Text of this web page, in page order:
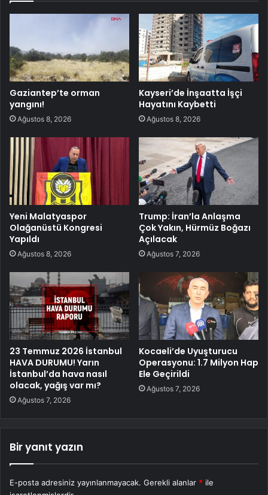
Gaziantep’te orman
yangını!
Ağustos 8, 2026
Kayseri’de İnşaatta İşçi
Hayatını Kaybetti
Ağustos 8, 2026
Yeni Malatyaspor
Olağanüstü Kongresi
Yapıldı
Ağustos 8, 2026
Trump: İran’la Anlaşma
Çok Yakın, Hürmüz Boğazı
Açılacak
Ağustos 7, 2026
23 Temmuz 2026 İstanbul
HAVA DURUMU! Yarın
İstanbul’da hava nasıl
olacak, yağış var mı?
Ağustos 7, 2026
Kocaeli’de Uyuşturucu
Operasyonu: 1.7 Milyon Hap
Ele Geçirildi
Ağustos 7, 2026
Bir yanıt yazın
E-posta adresiniz yayınlanmayacak. Gerekli alanlar * ile